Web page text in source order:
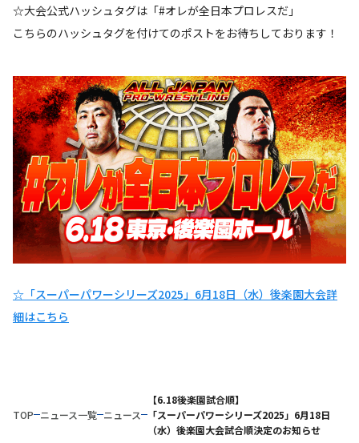
☆大会公式ハッシュタグは「#オレが全日本プロレスだ」
こちらのハッシュタグを付けてのポストをお待ちしております！
☆「スーパーパワーシリーズ2025」6月18日（水）後楽園大会詳
細はこちら
TOP ニュース一覧 ニュース
【6.18後楽園試合順】
「スーパーパワーシリーズ2025」6月18日
（水）後楽園大会試合順決定のお知らせ